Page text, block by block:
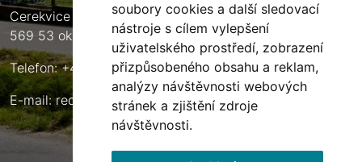
soubory cookies a další sledovací
nástroje s cílem vylepšení
uživatelského prostředí, zobrazení
přizpůsobeného obsahu a reklam,
analýzy návštěvnosti webových
stránek a zjištění zdroje
návštěvnosti.
Cerekvice nad Loučnou 135
569 53 okres Svitavy
Telefon: +420 461 633 140
E-mail:reditel@zscerekvice.cz